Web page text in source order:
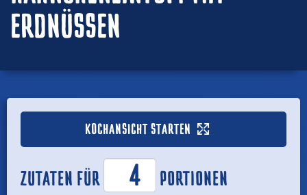
ERDNÜSSEN
KOCHANSICHT STARTEN
ZUTATEN FÜR PORTIONEN